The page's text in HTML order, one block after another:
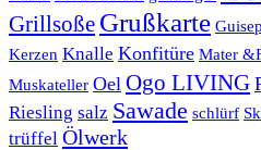
Grillsoße Grußkarte
Kerzen Knalle Konfitüre Mater
Muskateller Oel Ogo LIVING
Riesling salz Sawade schlürf
trüffel Ölwerk